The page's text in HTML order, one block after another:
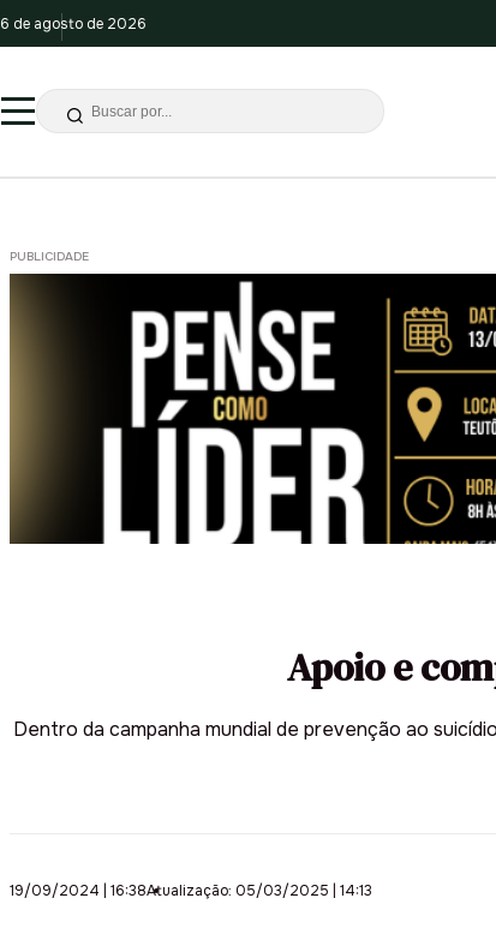
6 de agosto de 2026
PUBLICIDADE
Apoio e
Dentro da campanha mundial de prevenção ao
19/09/2024 | 16:38Atualização: 05/03/2025 | 14:13